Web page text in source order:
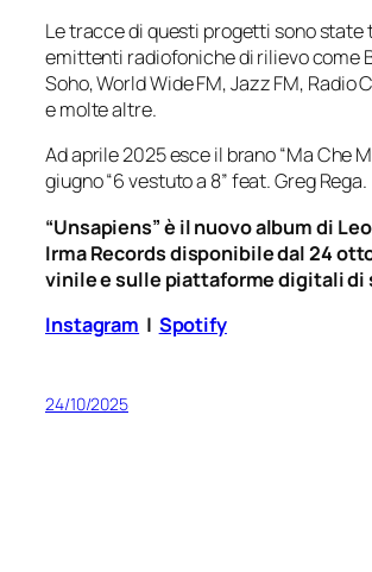
Le tracce di questi progetti sono state
emittenti radiofoniche di rilievo come
Soho, World Wide FM, Jazz FM, Radio
e molte altre.
Ad aprile 2025 esce il brano “Ma Che
giugno “6 vestuto a 8” feat. Greg Rega.
“Unsapiens” è il nuovo album di
Irma Records disponibile dal 24
vinile e sulle piattaforme digitali di
Instagram | Spotify
24/10/2025